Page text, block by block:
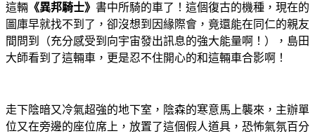
這輛 《異邦騎士》 書中所騎的車了！這個復古的機種，現在的
圖庫早就找不到了，卻沒想到因緣際會，竟還能在同仁的親友
間問到（充分感受到向宇宙發出訊息的強大能量啊！），島田
大師看到了這輛車，更是忍不住開心的和這輛車合影啊！
走下陰暗又冷氣超強的地下室，陰森的寒意馬上襲來，主辦單
位又在旁邊的座位席上，放置了這個假人道具，恐怖氣氛百分